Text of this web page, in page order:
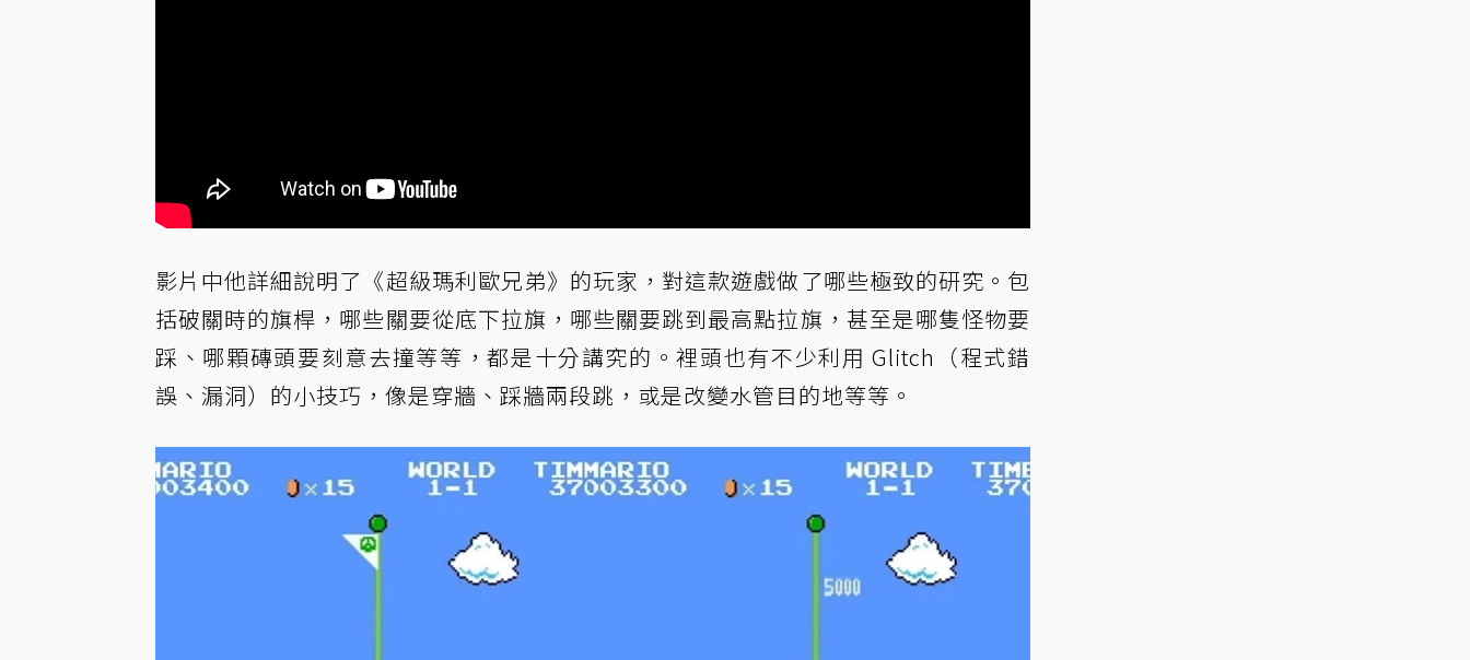
影片中他詳細說明了《超級瑪利歐兄弟》的玩家，對這款遊戲做了哪些極致的研究。包
括破關時的旗桿，哪些關要從底下拉旗，哪些關要跳到最高點拉旗，甚至是哪隻怪物要
踩、哪顆磚頭要刻意去撞等等，都是十分講究的。裡頭也有不少利用 Glitch（程式錯
誤、漏洞）的小技巧，像是穿牆、踩牆兩段跳，或是改變水管目的地等等。